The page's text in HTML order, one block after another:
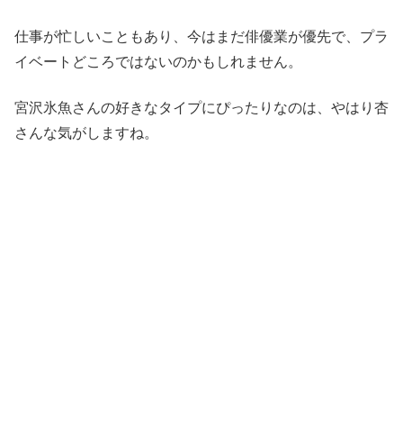
仕事が忙しいこともあり、今はまだ俳優業が優先で、プラ
イベートどころではないのかもしれません。
宮沢氷魚さんの好きなタイプにぴったりなのは、やはり杏
さんな気がしますね。